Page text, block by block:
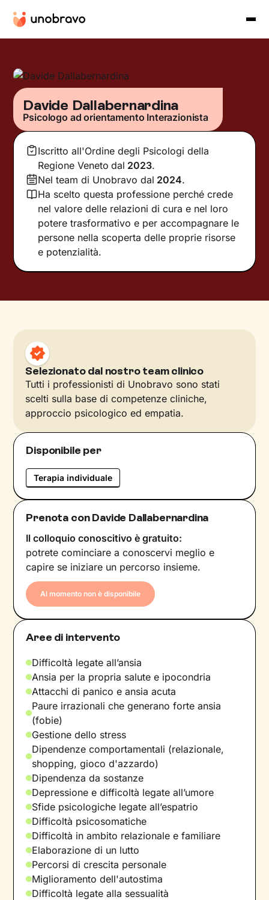
Davide Dallabernardina
Psicologo ad orientamento Interazionista
Iscritto all'Ordine degli Psicologi della
Regione Veneto dal 2023.
Nel team di Unobravo dal 2024.
Ha scelto questa professione perché crede
nel valore delle relazioni di cura e nel loro
potere trasformativo e per accompagnare le
persone nella scoperta delle proprie risorse
e potenzialità.
Selezionato dal nostro team clinico
Tutti i professionisti di Unobravo sono stati
scelti sulla base di competenze cliniche,
approccio psicologico ed empatia.
Disponibile per
Terapia individuale
Prenota con Davide Dallabernardina
Il colloquio conoscitivo è gratuito:
potrete cominciare a conoscervi meglio e
capire se iniziare un percorso insieme.
Al momento non è disponibile
Aree di intervento
Difficoltà legate all’ansia
Ansia per la propria salute e ipocondria
Attacchi di panico e ansia acuta
Paure irrazionali che generano forte ansia
(fobie)
Gestione dello stress
Dipendenze comportamentali (relazionale,
shopping, gioco d'azzardo)
Dipendenza da sostanze
Depressione e difficoltà legate all’umore
Sfide psicologiche legate all’espatrio
Difficoltà psicosomatiche
Difficoltà in ambito relazionale e familiare
Elaborazione di un lutto
Percorsi di crescita personale
Miglioramento dell'autostima
Difficoltà legate alla sessualità